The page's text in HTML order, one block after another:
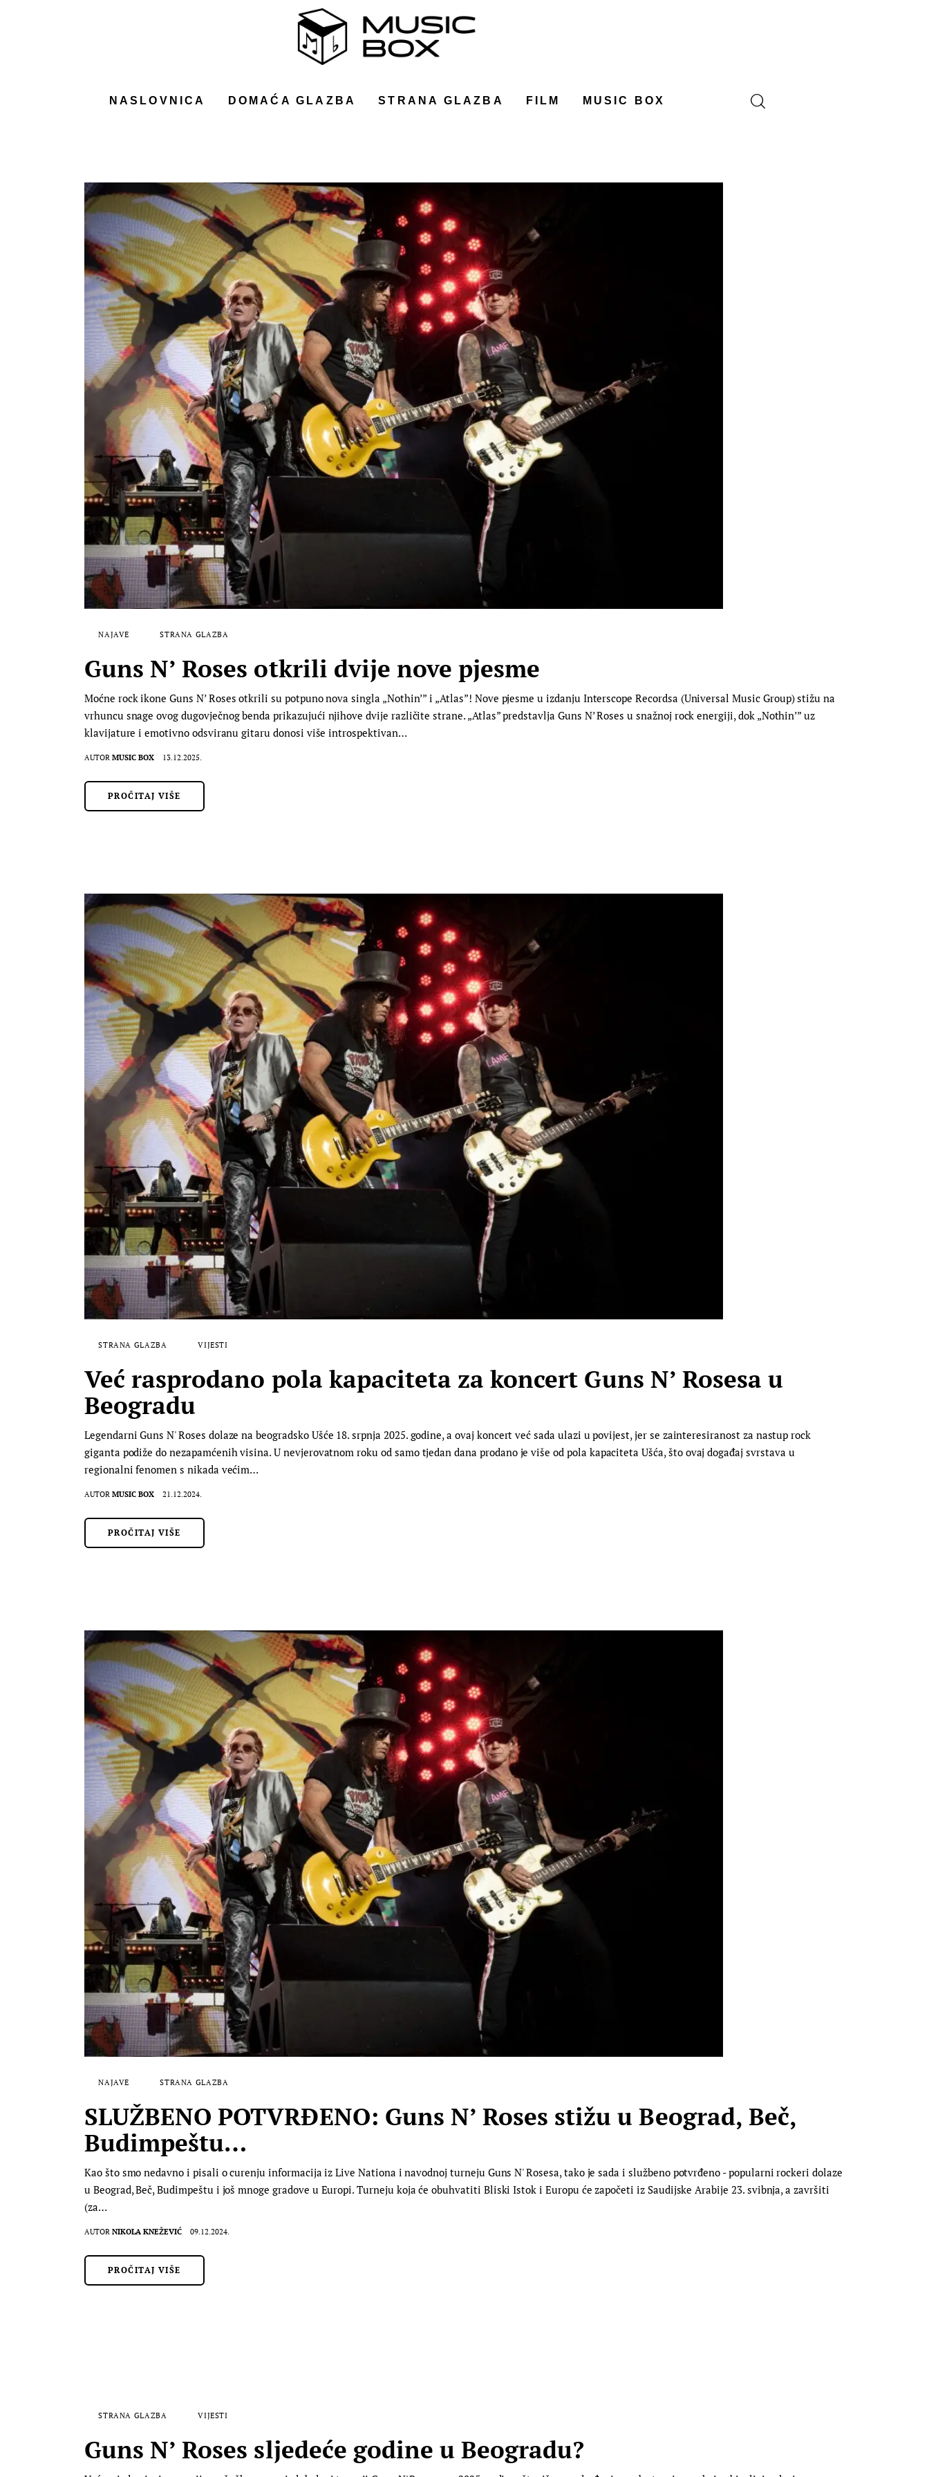
NASLOVNICA DOMAĆA GLAZBA STRANA GLAZBA FILM MUSIC BOX
NAJAVE STRANA GLAZBA
Guns N’ Roses otkrili dvije nove pjesme
Moćne rock ikone Guns N’ Roses otkrili su potpuno nova singla „Nothin’” i „Atlas”! Nove pjesme u izdanju Interscope Recordsa (Universal Music Group) stižu na
vrhuncu snage ovog dugovječnog benda prikazujući njihove dvije različite strane. „Atlas” predstavlja Guns N’ Roses u snažnoj rock energiji, dok „Nothin’” uz
klavijature i emotivno odsviranu gitaru donosi više introspektivan…
AUTOR MUSIC BOX 13.12.2025.
PROČITAJ VIŠE
STRANA GLAZBA VIJESTI
Već rasprodano pola kapaciteta za koncert Guns N’ Rosesa u
Beogradu
Legendarni Guns N' Roses dolaze na beogradsko Ušće 18. srpnja 2025. godine, a ovaj koncert već sada ulazi u povijest, jer se zainteresiranost za nastup rock
giganta podiže do nezapamćenih visina. U nevjerovatnom roku od samo tjedan dana prodano je više od pola kapaciteta Ušća, što ovaj događaj svrstava u
regionalni fenomen s nikada većim…
AUTOR MUSIC BOX 21.12.2024.
PROČITAJ VIŠE
NAJAVE STRANA GLAZBA
SLUŽBENO POTVRĐENO: Guns N’ Roses stižu u Beograd, Beč,
Budimpeštu…
Kao što smo nedavno i pisali o curenju informacija iz Live Nationa i navodnoj turneju Guns N' Rosesa, tako je sada i službeno potvrđeno - popularni rockeri dolaze
u Beograd, Beč, Budimpeštu i još mnoge gradove u Europi. Turneju koja će obuhvatiti Bliski Istok i Europu će započeti iz Saudijske Arabije 23. svibnja, a završiti
(za…
AUTOR NIKOLA KNEŽEVIĆ 09.12.2024.
PROČITAJ VIŠE
STRANA GLAZBA VIJESTI
Guns N’ Roses sljedeće godine u Beogradu?